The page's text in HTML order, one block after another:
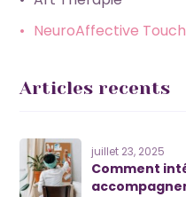
NeuroAffective Touch
Articles recents
juillet 23, 2025
Comment